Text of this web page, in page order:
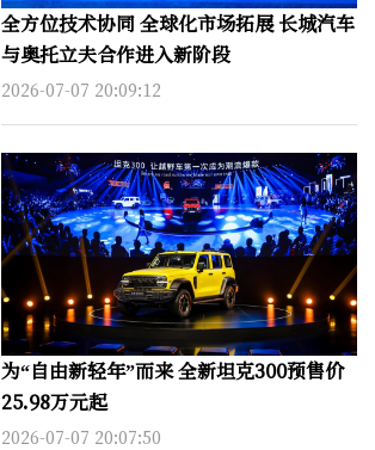
全方位技术协同 全球化市场拓展 长城汽车
与奥托立夫合作进入新阶段
2026-07-07 20:09:12
为“自由新轻年”而来 全新坦克300预售价
25.98万元起
2026-07-07 20:07:50